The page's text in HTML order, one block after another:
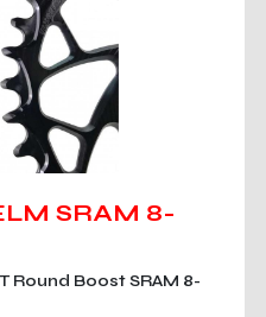
SRAM 8-
Round Boost SRAM 8-